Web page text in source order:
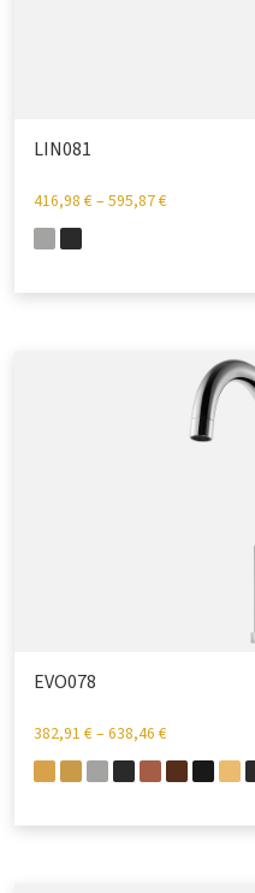
LIN081
416,98 €– 595,87€
EVO078
382,91 €– 638,46 €